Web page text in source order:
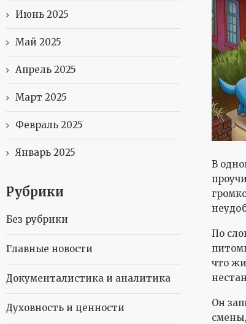
В
По
что
Он
Июнь 2025
Май 2025
Апрель 2025
Март 2025
Февраль 2025
Январь 2025
Рубрики
Без рубрики
Главные новости
Документалистика и аналитика
Духовность и ценности